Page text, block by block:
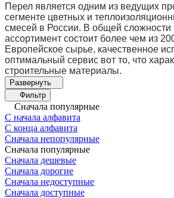
Перел является одним из ведущих
сегменте цветных и
смесей в России. В общей сложности
ассортимент состоит более чем из
Европейское сырье, качественное
оптимальный сервис вот то, что
строительные материалы.
Фильтр
Сначала популярные
С начала алфавита
С конца алфавита
Сначала непопулярные
Сначала популярные
Сначала дешевые
Сначала дорогие
Сначала недоступные
Сначала доступные